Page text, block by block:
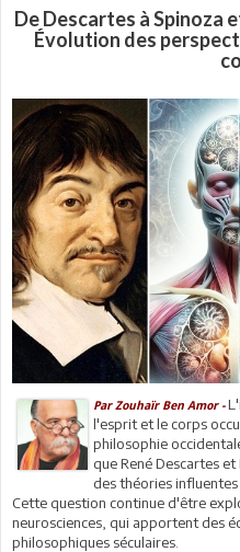
De Descartes à Spinoza
Évolution des
Par Zouhaïr Ben Amor -
l'esprit et le corps
philosophie
que René Descartes
des théories
Cette question continue d'être
neurosciences, qui apportent des
philosophiques séculaires.